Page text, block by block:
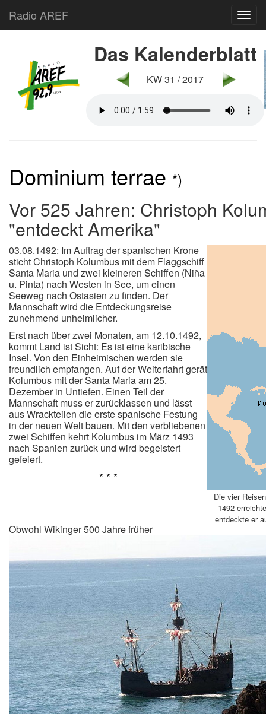
Radio AREF
Das Kalenderblatt
KW 31 / 2017
Dominium terrae *)
Vor 525 Jahren: Christoph
"entdeckt Amerika"
Die vier
1492
entdeckte er
03.08.1492: Im Auftrag der spanischen Krone
sticht Christoph Kolumbus mit dem Flaggschiff
Santa Maria und zwei kleineren Schiffen (Niña
u. Pinta) nach Westen in See, um einen
Seeweg nach Ostasien zu finden. Der
Mannschaft wird die Entdeckungsreise
zunehmend unheimlicher.
Erst nach über zwei Monaten, am 12.10.1492,
kommt Land ist Sicht: Es ist eine karibische
Insel. Von den Einheimischen werden sie
freundlich empfangen. Auf der Weiterfahrt gerät
Kolumbus mit der Santa Maria am 25.
Dezember in Untiefen. Einen Teil der
Mannschaft muss er zurücklassen und lässt
aus Wrackteilen die erste spanische Festung
in der neuen Welt bauen. Mit den verbliebenen
zwei Schiffen kehrt Kolumbus im März 1493
nach Spanien zurück und wird begeistert
gefeiert.
* * *
Obwohl Wikinger 500 Jahre früher